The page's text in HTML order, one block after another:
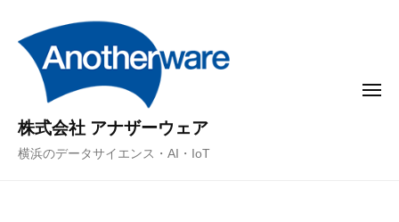
株式会社 アナザーウェア
横浜のデータサイエンス・AI・IoT
メ